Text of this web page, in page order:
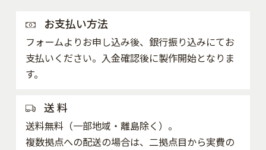
お支払い方法
フォームよりお申し込み後、銀行振り込みにてお
支払いください。入金確認後に製作開始となりま
す。
送 料
送料無料（一部地域・離島除く）。
複数拠点への配送の場合は、二拠点目から実費の